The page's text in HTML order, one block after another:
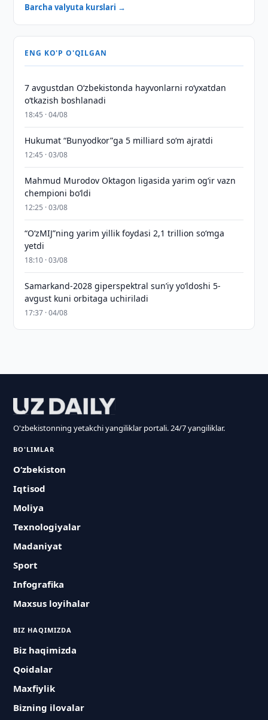
Barcha valyuta kurslari →
ENG KO'P O'QILGAN
7 avgustdan O‘zbekistonda hayvonlarni ro‘yxatdan
o‘tkazish boshlanadi
18:45 · 04/08
Hukumat “Bunyodkor”ga 5 milliard so‘m ajratdi
12:45 · 03/08
Mahmud Murodov Oktagon ligasida yarim og‘ir vazn
chempioni bo‘ldi
12:25 · 03/08
“O‘zMIJ”ning yarim yillik foydasi 2,1 trillion so‘mga
yetdi
18:10 · 03/08
Samarkand-2028 giperspektral sun’iy yo‘ldoshi 5-
avgust kuni orbitaga uchiriladi
17:37 · 04/08
O'zbekistonning yetakchi yangiliklar portali. 24/7 yangiliklar.
BO'LIMLAR
O‘zbekiston
Iqtisod
Moliya
Texnologiyalar
Madaniyat
Sport
Infografika
Maxsus loyihalar
BIZ HAQIMIZDA
Biz haqimizda
Qoidalar
Maxfiylik
Bizning ilovalar